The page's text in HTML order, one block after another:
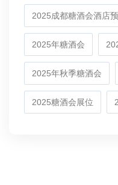
2025成都糖酒会酒店
2025年糖酒会
2025年秋季糖酒会
2025糖酒会展位